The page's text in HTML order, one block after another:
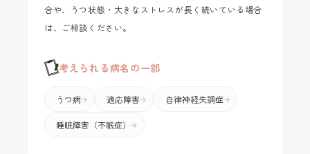
合や、うつ状態・大きなストレスが長く続いている場合
は、ご相談ください。
考えられる病名の一部
うつ病 適応障害 自律神経失調症
睡眠障害（不眠症）